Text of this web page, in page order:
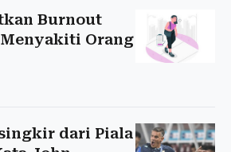
Burnout
Orang
dari Piala